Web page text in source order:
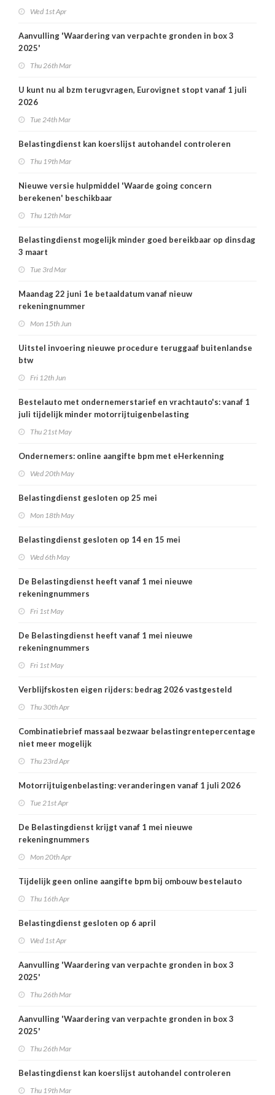
Wed 1st Apr
Aanvulling 'Waardering van verpachte gronden in box 3
2025'
Thu 26th Mar
U kunt nu al bzm terugvragen, Eurovignet stopt vanaf 1 juli
2026
Tue 24th Mar
Belastingdienst kan koerslijst autohandel controleren
Thu 19th Mar
Nieuwe versie hulpmiddel 'Waarde going concern
berekenen' beschikbaar
Thu 12th Mar
Belastingdienst mogelijk minder goed bereikbaar op dinsdag
3 maart
Tue 3rd Mar
Maandag 22 juni 1e betaaldatum vanaf nieuw
rekeningnummer
Mon 15th Jun
Uitstel invoering nieuwe procedure teruggaaf buitenlandse
btw
Fri 12th Jun
Bestelauto met ondernemerstarief en vrachtauto's: vanaf 1
juli tijdelijk minder motorrijtuigenbelasting
Thu 21st May
Ondernemers: online aangifte bpm met eHerkenning
Wed 20th May
Belastingdienst gesloten op 25 mei
Mon 18th May
Belastingdienst gesloten op 14 en 15 mei
Wed 6th May
De Belastingdienst heeft vanaf 1 mei nieuwe
rekeningnummers
Fri 1st May
De Belastingdienst heeft vanaf 1 mei nieuwe
rekeningnummers
Fri 1st May
Verblijfskosten eigen rijders: bedrag 2026 vastgesteld
Thu 30th Apr
Combinatiebrief massaal bezwaar belastingrentepercentage
niet meer mogelijk
Thu 23rd Apr
Motorrijtuigenbelasting: veranderingen vanaf 1 juli 2026
Tue 21st Apr
De Belastingdienst krijgt vanaf 1 mei nieuwe
rekeningnummers
Mon 20th Apr
Tijdelijk geen online aangifte bpm bij ombouw bestelauto
Thu 16th Apr
Belastingdienst gesloten op 6 april
Wed 1st Apr
Aanvulling 'Waardering van verpachte gronden in box 3
2025'
Thu 26th Mar
Aanvulling 'Waardering van verpachte gronden in box 3
2025'
Thu 26th Mar
Belastingdienst kan koerslijst autohandel controleren
Thu 19th Mar